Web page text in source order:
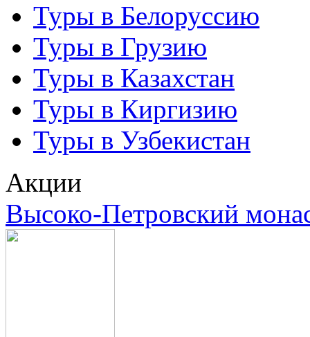
Туры в Белоруссию
Туры в Грузию
Туры в Казахстан
Туры в Киргизию
Туры в Узбекистан
Акции
Высоко-Петровский